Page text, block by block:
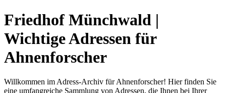
Friedhof Münchwald |
Wichtige Adressen für
Ahnenforscher
Willkommen im Adress-Archiv für Ahnenforscher! Hier finden Sie
eine umfangreiche Sammlung von Adressen, die Ihnen bei Ihrer